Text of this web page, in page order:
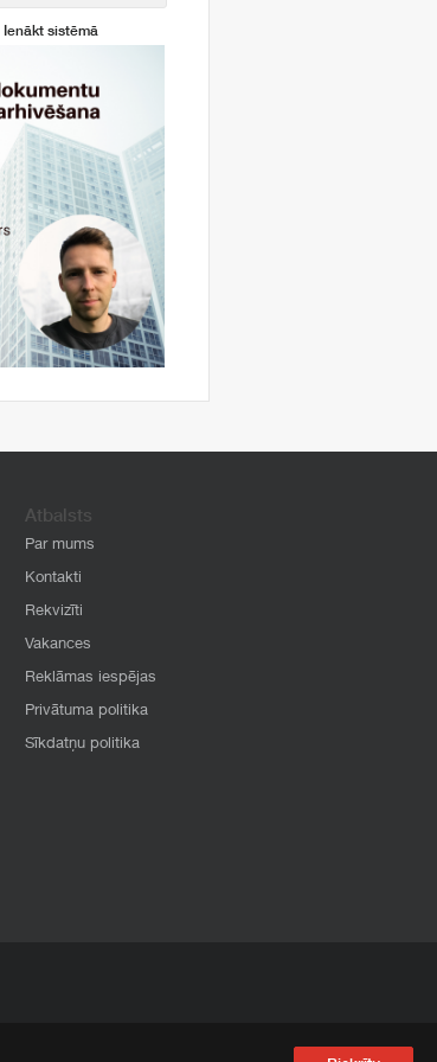
Ienākt sistēmā
Atbalsts
Par mums
Kontakti
Rekvizīti
Vakances
Reklāmas iespējas
Privātuma politika
Sīkdatņu politika